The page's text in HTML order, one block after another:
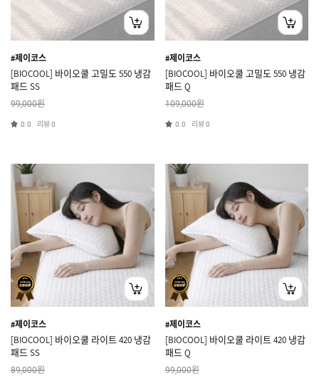
#제이코스
[BIOCOOL] 바이오쿨 고밀도 550 냉감
패드 SS
99,000원
0.0 리뷰0
#제이코스
[BIOCOOL] 바이오쿨 고밀도 550 냉감
패드 Q
109,000원
0.0 리뷰0
#제이코스
[BIOCOOL] 바이오쿨 라이트 420 냉감
패드 SS
89,000원
#제이코스
[BIOCOOL] 바이오쿨 라이트 420 냉감
패드 Q
99,000원